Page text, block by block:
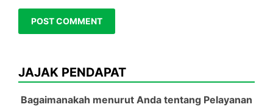
JAJAK PENDAPAT
Bagaimanakah menurut Anda tentang Pelayanan